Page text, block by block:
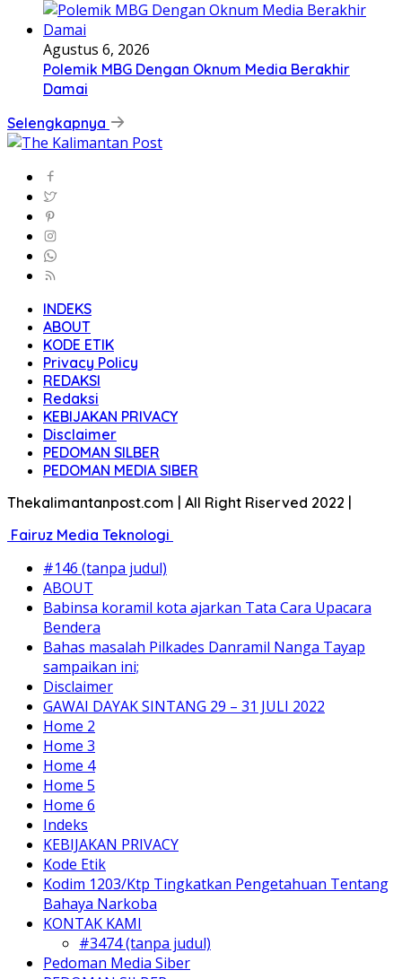
Agustus 6, 2026
Polemik MBG Dengan Oknum Media Berakhir
Damai
Selengkapnya
INDEKS
ABOUT
KODE ETIK
Privacy Policy
REDAKSI
Redaksi
KEBIJAKAN PRIVACY
Disclaimer
PEDOMAN SILBER
PEDOMAN MEDIA SIBER
Thekalimantanpost.com | All Right Riserved 2022 |
Fairuz Media Teknologi
#146 (tanpa judul)
ABOUT
Babinsa koramil kota ajarkan Tata Cara Upacara
Bendera
Bahas masalah Pilkades Danramil Nanga Tayap
sampaikan ini;
Disclaimer
GAWAI DAYAK SINTANG 29 – 31 JULI 2022
Home 2
Home 3
Home 4
Home 5
Home 6
Indeks
KEBIJAKAN PRIVACY
Kode Etik
Kodim 1203/Ktp Tingkatkan Pengetahuan Tentang
Bahaya Narkoba
KONTAK KAMI
#3474 (tanpa judul)
Pedoman Media Siber